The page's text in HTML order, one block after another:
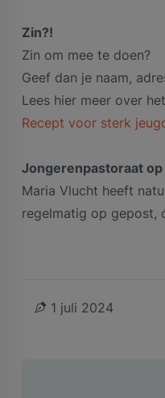
Zin?!
Zin om mee te doen?
Geef dan je naam,
Lees hier meer over
Recept voor sterk
Jongerenpastoraat op
Maria Vlucht heeft
regelmatig op gepost,
1 juli 2024